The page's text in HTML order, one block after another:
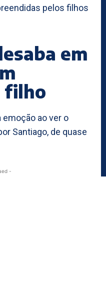
pelos filhos
em
filho
emoção ao ver o
Santiago, de quase
-